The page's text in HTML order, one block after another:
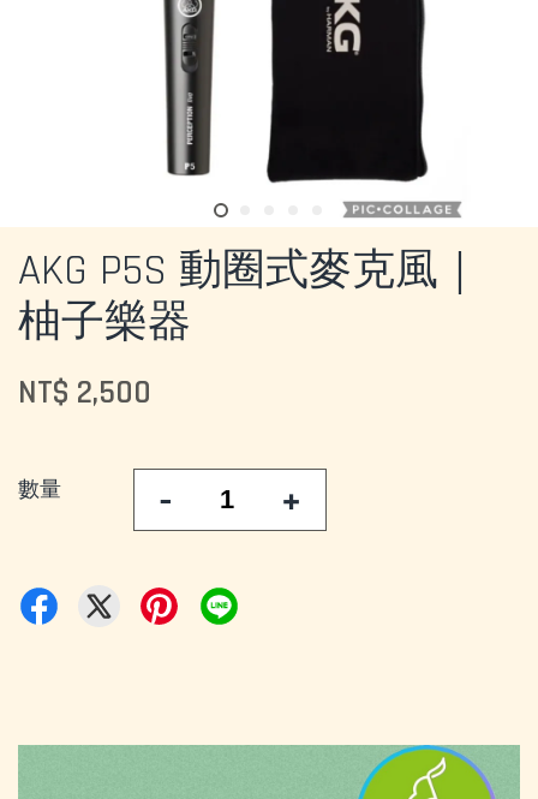
AKG P5S 動圈式麥克風｜
柚子樂器
NT$ 2,500
數量 - +